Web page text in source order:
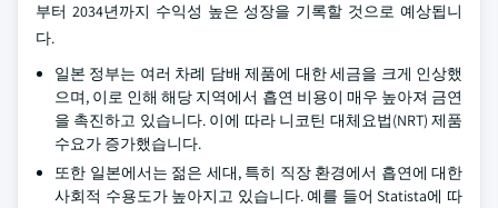
부터 2034년까지 수익성 높은 성장을 기록할 것으로 예상됩니
다.
일본 정부는 여러 차례 담배 제품에 대한 세금을 크게 인상했
으며, 이로 인해 해당 지역에서 흡연 비용이 매우 높아져 금연
을 촉진하고 있습니다. 이에 따라 니코틴 대체요법(NRT) 제품
수요가 증가했습니다.
또한 일본에서는 젊은 세대, 특히 직장 환경에서 흡연에 대한
사회적 수용도가 높아지고 있습니다. 예를 들어 Statista에 따